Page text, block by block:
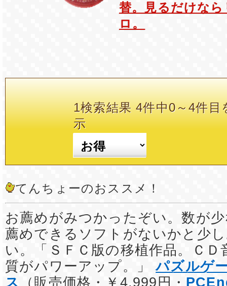
替。見るだけな
ロ。
1検索結果 4件中0～4件目
示
てんちょーのおススメ！
お薦めがみつかったぞい。数が
薦めできるソフトがないかと少
い。「ＳＦＣ版の移植作品。ＣＤ
質がパワーアップ。」パズルゲ
ス
（販売価格・￥4,999円・